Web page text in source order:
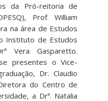
da Pró-reitoria de
Prof. William
na área de Estudos
Instituto de Estudos
Vera Gasparetto.
presentes o Vice-
Dr. Claudio
do Centro de
a Drª. Natalia